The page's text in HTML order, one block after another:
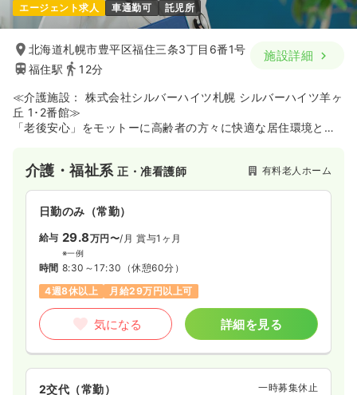
日勤のみ（常勤）
給与 22.9万円〜/月 賞与4.5ヶ月
※経験4年の例
時間 8:45～17:15 （休憩60分）
気になる 詳細を見る
外来 正看護師
日勤のみ（常勤）
給与 21.4万円/月 賞与4.5ヶ月
※経験5年の例
時間 8:45～17:15
エージェント求人 車通勤可 託児所
北海道札幌市豊平区福住三条3丁目6番1号
福住駅
12分
施設詳細
≪介護施設： 株式会社シルバーハイツ札幌 シルバーハイツ羊ヶ
丘 1･2番館≫
「老後安心」をモットーに高齢者の方々に快適な居住環境と介
介護・福祉系正・准看護師 有料老人ホーム
日勤のみ（常勤）
給与 29.8万円〜/月 賞与1ヶ月
※一例
時間 8:30～17:30 （休憩60分）
4週8休以上
月給29万円以上可
気になる 詳細を見る
2交代（常勤） 一時募集休止